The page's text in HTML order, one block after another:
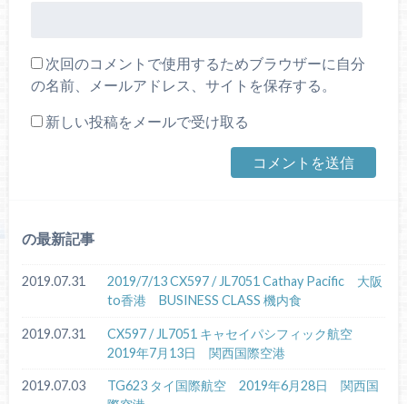
次回のコメントで使用するためブラウザーに自分
の名前、メールアドレス、サイトを保存する。
新しい投稿をメールで受け取る
の最新記事
2019.07.31
2019/7/13 CX597 / JL7051 Cathay Pacific 大阪
to香港 BUSINESS CLASS 機内食
2019.07.31
CX597 / JL7051 キャセイパシフィック航空
2019年7月13日 関西国際空港
2019.07.03
TG623 タイ国際航空 2019年6月28日 関西国